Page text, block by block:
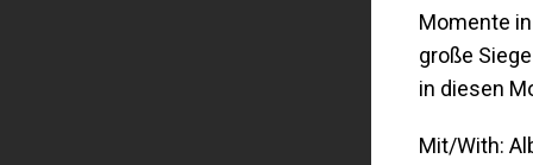
Momente
große
in diesen
Mit/With: